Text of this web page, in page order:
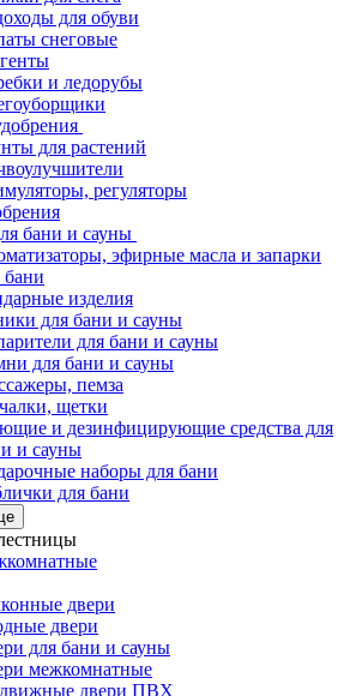
для обуви
снеговые
и ледорубы
для растений
регуляторы
бани и сауны
эфирные масла и запарки
бани
изделия
для бани и сауны
для бани и сауны
для бани и сауны
пемза
щетки
и дезинфицирующие средства для
и сауны
наборы для бани
для бани
двери
двери
для бани и сауны
межкомнатные
двери ПВХ